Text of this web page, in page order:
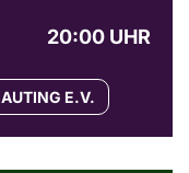
20:00 UHR
E.V.